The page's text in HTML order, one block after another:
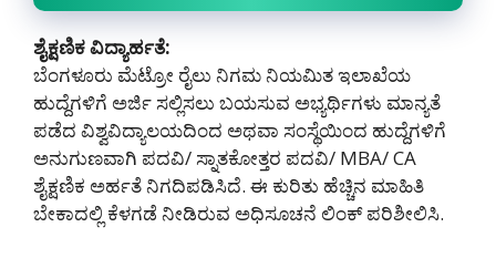
ಶೈಕ್ಷಣಿಕ ವಿದ್ಯಾರ್ಹತೆ:
ಬೆಂಗಳೂರು ಮೆಟ್ರೋ ರೈಲು ನಿಗಮ ನಿಯಮಿತ ಇಲಾಖೆಯ
ಹುದ್ದೆಗಳಿಗೆ ಅರ್ಜಿ ಸಲ್ಲಿಸಲು ಬಯಸುವ ಅಭ್ಯರ್ಥಿಗಳು ಮಾನ್ಯತೆ
ಪಡೆದ ವಿಶ್ವವಿದ್ಯಾಲಯದಿಂದ ಅಥವಾ ಸಂಸ್ಥೆಯಿಂದ ಹುದ್ದೆಗಳಿಗೆ
ಅನುಗುಣವಾಗಿ ಪದವಿ/ ಸ್ನಾತಕೋತ್ತರ ಪದವಿ/ MBA/ CA
ಶೈಕ್ಷಣಿಕ ಅರ್ಹತೆ ನಿಗದಿಪಡಿಸಿದೆ. ಈ ಕುರಿತು ಹೆಚ್ಚಿನ ಮಾಹಿತಿ
ಬೇಕಾದಲ್ಲಿ ಕೆಳಗಡೆ ನೀಡಿರುವ ಅಧಿಸೂಚನೆ ಲಿಂಕ್ ಪರಿಶೀಲಿಸಿ.